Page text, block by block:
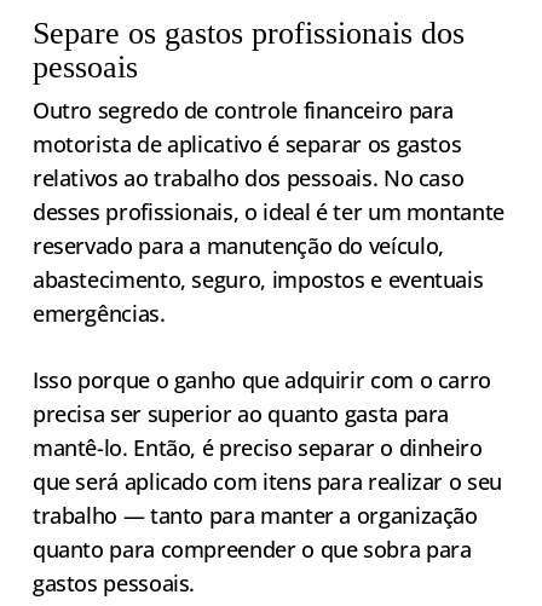
Separe os gastos profissionais dos
pessoais
Outro segredo de controle financeiro para
motorista de aplicativo é separar os gastos
relativos ao trabalho dos pessoais. No caso
desses profissionais, o ideal é ter um montante
reservado para a manutenção do veículo,
abastecimento, seguro, impostos e eventuais
emergências.
Isso porque o ganho que adquirir com o carro
precisa ser superior ao quanto gasta para
mantê-lo. Então, é preciso separar o dinheiro
que será aplicado com itens para realizar o seu
trabalho — tanto para manter a organização
quanto para compreender o que sobra para
gastos pessoais.